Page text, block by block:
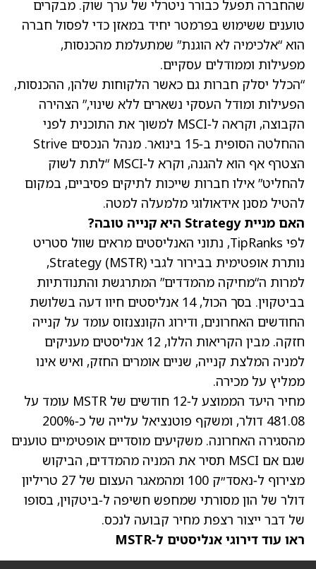
שהחברה תפעל כבורר ניטרלי של ערך שוק. מבקרים
טוענים ששימוש בפרמטר יחיד במאזן כדי לפסול חברה
הוא “אלכימיה לא הוגנת” שמתעלמת מהכנסות,
מפעילות וממודלים עסקיים.
“הכלל יסלק חברות גם כאשר הלקוחות שלהן, ההכנסות,
הפעילות ומודל העסקי נשארים ללא שינוי,” הצהירה
הקבוצה, וקראה ל‑MSCI למשוך את התוכנית לפני
ההחלטה הסופית ב‑15 בינואר. מנהל הנכסים Strive
הצטרף אף הוא להגנה, וקרא ל‑MSCI “לתת לשוק
להחליט” אילו חברות שייכות לתיקים פסיביים, במקום
להטיל מסנן אידאולוגי מלמעלה למטה.
האם מניית Strategy היא קנייה טובה?
לפי TipRanks, נתוני האנליסטים מראים שוול סטריט
נותרת אופטימית בבירור לגבי Strategy (MSTR),
למרות ה“מחיקה מהמדדים” המתרגשת והתנודתיות
בביטקוין. בסך הכול, 14 אנליסטים חיוו דעה בשלושת
החודשים האחרונים, ודירוג הקונצנזוס עומד על קנייה
חזקה. מבין הקריאות הללו, 12 אנליסטים מעניקים
למניה המלצת קנייה, שניים אומרים החזק, ואיש אינו
ממליץ על מכירה.
מחיר היעד הממוצע ל‑12 חודשים של MSTR
עומד על
481.08 דולר, ומשקף פוטנציאל עלייה של כ‑200%
מהסגירה האחרונה. משקיעים מוסדיים אופטימיים טוענים
שגם אם MSCI תסיר את המניה מהמדדים, הביקוש
מצירוף ל‑נאסד״ק 100 ומהמאגר העצום של 27 טריליון
דולר של הון מסורתי שמחפש חשיפה ל‑ביטקוין, בסופו
של דבר ייצור רצפת מחיר קבועה לנכס.
ראו עוד דירוגי אנליסטים ל‑MSTR